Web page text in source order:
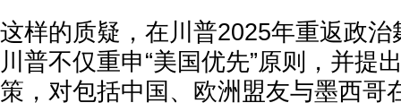
这样的质疑，在川普2025年重返政
川普不仅重申“美国优先”原则，并提
策，对包括中国、欧洲盟友与墨西哥